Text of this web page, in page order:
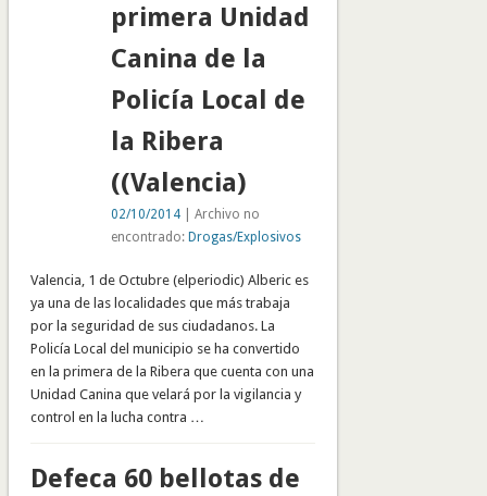
primera Unidad
Canina de la
Policía Local de
la Ribera
((Valencia)
02/10/2014| Archivo no
encontrado: Drogas/Explosivos
Valencia, 1 de Octubre (elperiodic) Alberic es
ya una de las localidades que más trabaja
por la seguridad de sus ciudadanos. La
Policía Local del municipio se ha convertido
en la primera de la Ribera que cuenta con una
Unidad Canina que velará por la vigilancia y
control en la lucha contra …
Defeca 60 bellotas de